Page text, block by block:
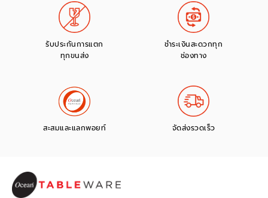
รับประกันการแตก
ทุกขนส่ง
ชำระเงินสะดวกทุก
ช่องทาง
สะสมและแลกพอยท์ จัดส่งรวดเร็ว